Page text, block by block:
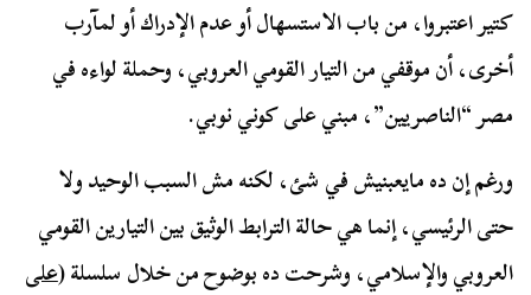
كتير اعتبروا، من باب الاستسهال أو عدم الإدراك أو لمآرب
أخرى، أن موقفي من التيار القومي العروبي، وحملة لواءه في
مصر “الناصريين”، مبني على كوني نوبي.
ورغم إن ده مايعبنيش في شئ، لكنه مش السبب الوحيد ولا
حتى الرئيسي، إنما هي حالة الترابط الوثيق بين التيارين القومي
العروبي والإسلامي، وشرحت ده بوضوح من خلال سلسلة (على